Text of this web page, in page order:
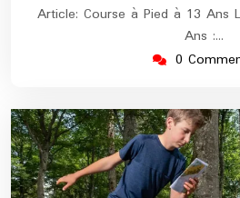
Article: Course à Pied à 13 Ans
Ans :…
0